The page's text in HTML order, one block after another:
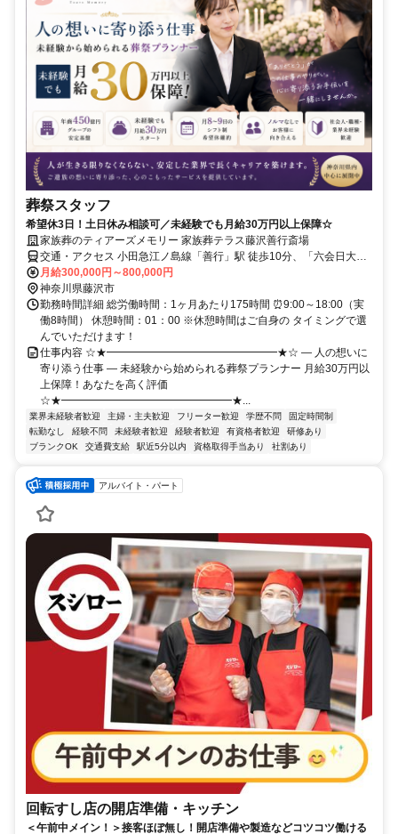
葬祭スタッフ
希望休3日！土日休み相談可／未経験でも月給30万円以上保障☆
家族葬のティアーズメモリー 家族葬テラス藤沢善行斎場
交通・アクセス 小田急江ノ島線「善行」駅 徒歩10分、「六会日大
前」駅 徒歩13分※車通勤OK
月給300,000円～800,000円
神奈川県藤沢市
勤務時間詳細 総労働時間：1ヶ月あたり175時間 ⏰9:00～18:00（実
働8時間） 休憩時間：01：00 ※休憩時間はご自身の タイミングで選
んでいただけます！
仕事内容 ☆★━━━━━━━━━━━━━━━━★☆ ― 人の想いに
寄り添う仕事 ― 未経験から始められる葬祭プランナー 月給30万円以
上保障！あなたを高く評価
☆★━━━━━━━━━━━━━━━━★...
業界未経験者歓迎 主婦・主夫歓迎 フリーター歓迎 学歴不問
固定時間制
転勤なし
経験不問 未経験者歓迎 経験者歓迎 有資格者歓迎
研修あり
ブランクOK
交通費支給 駅近5分以内 資格取得手当あり 社割あり
アルバイト・パート
回転すし店の開店準備・キッチン
＜午前中メイン！＞接客ほぼ無し！開店準備や製造などコツコツ働ける